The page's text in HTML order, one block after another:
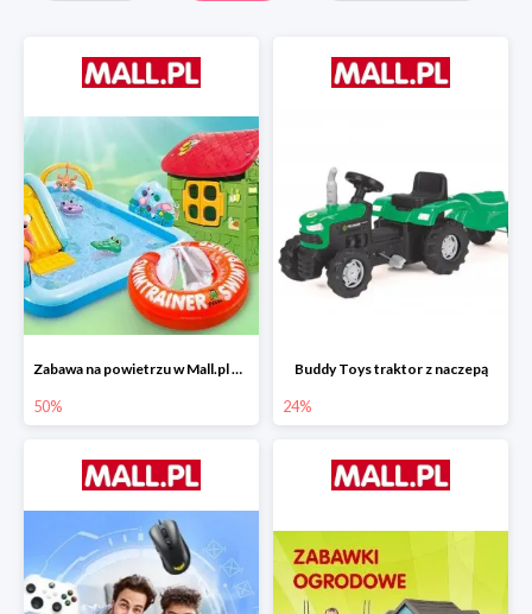
Zabawa na powietrzu w Mall.pl do -50%
50%
Buddy Toys traktor z naczepą
24%